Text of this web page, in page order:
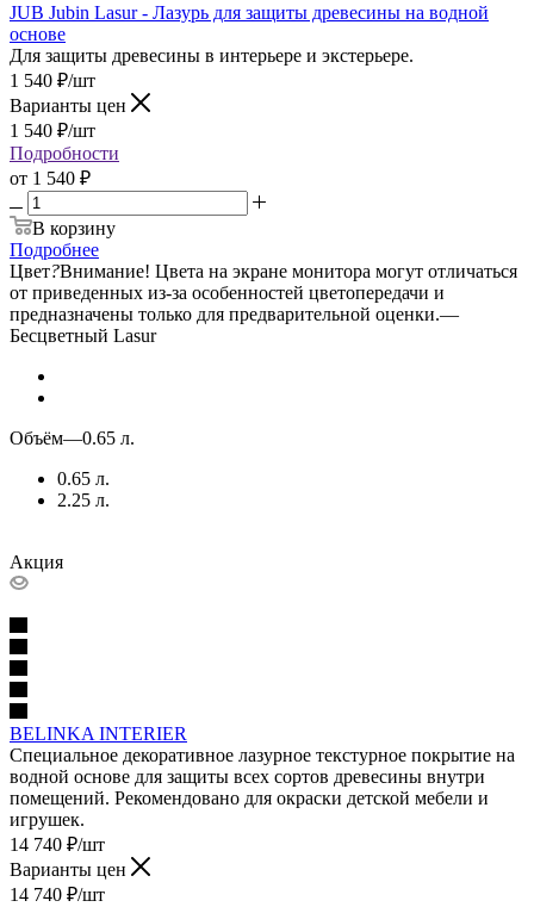
JUB Jubin Lasur - Лазурь для защиты древесины на водной
основе
Для защиты древесины в интерьере и экстерьере.
1 540 ₽/шт
Варианты цен
1 540 ₽/шт
Подробности
от 1 540 ₽
В корзину
Подробнее
Цвет?Внимание! Цвета на экране монитора могут отличаться
от приведенных из-за особенностей цветопередачи и
предназначены только для предварительной оценки.—
Бесцветный Lasur
Объём—0.65 л.
0.65 л.
2.25 л.
Акция
BELINKA INTERIER
Специальное декоративное лазурное текстурное покрытие на
водной основе для защиты всех сортов древесины внутри
помещений. Рекомендовано для окраски детской мебели и
игрушек.
14 740 ₽/шт
Варианты цен
14 740 ₽/шт